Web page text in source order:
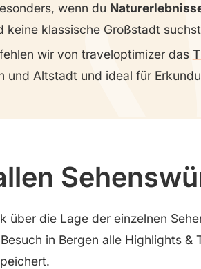
wenn du
keine klassische Großstadt
wir von traveloptimizer das
und Altstadt und ideal für
über die Lage der einzelnen
in Bergen alle Highlights &